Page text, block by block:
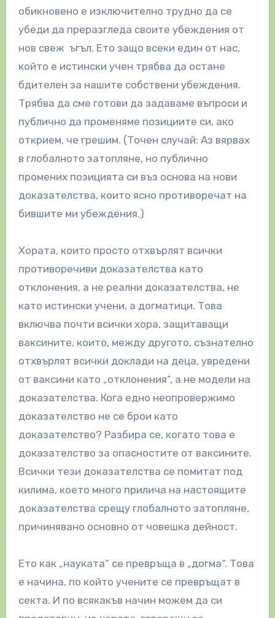
обикновено е изключително трудно да се
убеди да преразгледа своите убеждения от
нов свеж ъгъл. Ето защо всеки един от нас,
който е истински учен трябва да остане
бдителен за нашите собствени убеждения.
Трябва да сме готови да задаваме въпроси и
публично да променяме позициите си, ако
открием, че грешим. (Точен случай: Аз вярвах
в глобалното затопляне, но публично
промених позицията си въз основа на нови
доказателства, които ясно противоречат на
бившите ми убеждения.)
Хората, които просто отхвърлят всички
противоречиви доказателства като
отклонения, а не реални доказателства, не
като истински учени, а догматици. Това
включва почти всички хора, защитаващи
ваксините, които, между другото, съзнателно
отхвърлят всички доклади на деца, увредени
от ваксини като „отклонения“, а не модели на
доказателства. Кога едно неопровержимо
доказателство не се брои като
доказателство? Разбира се, когато това е
доказателство за опасностите от ваксините.
Всички тези доказателства се помитат под
килима, което много прилича на настоящите
доказателства срещу глобалното затопляне,
причинявано основно от човешка дейност.
Ето как „науката“ се превръща в „догма“. Това
е начина, по който учените се превръщат в
секта. И по всякакъв начин можем да си